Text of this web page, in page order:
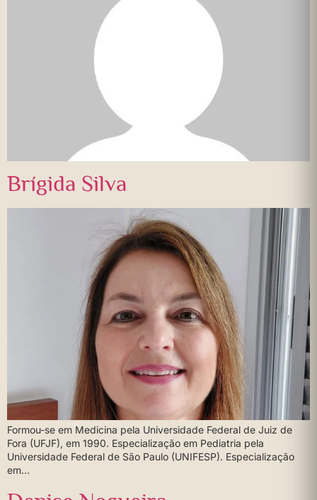
Brígida Silva
Formou-se em Medicina pela Universidade Federal de Juiz de
Fora (UFJF), em 1990. Especialização em Pediatria pela
Universidade Federal de São Paulo (UNIFESP). Especialização
em…